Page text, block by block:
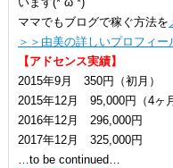
ママでもブログで稼ぐ方法を
＞＞由美の詳しいプロフィー
【アドセンス実績】
2015年9月 350円（初月）
2015年12月 95,000円（4ヶ
2016年12月 296,000円
2017年12月 325,000円
…to be continued…